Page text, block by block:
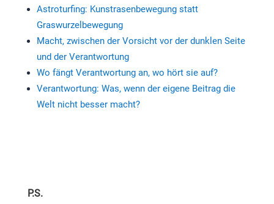
Astroturfing: Kunstrasenbewegung statt
Graswurzelbewegung
Macht, zwischen der Vorsicht vor der dunklen Seite
und der Verantwortung
Wo fängt Verantwortung an, wo hört sie auf?
Verantwortung: Was, wenn der eigene Beitrag die
Welt nicht besser macht?
P.S.